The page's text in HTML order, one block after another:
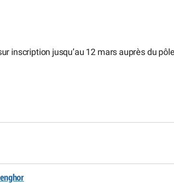
inscription jusqu’au 12 mars auprès du